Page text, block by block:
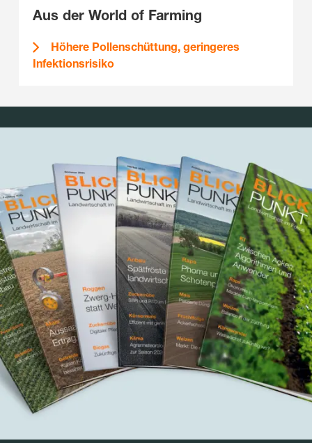
Aus der World of Farming
Höhere Pollenschüttung, geringeres
Infektionsrisiko